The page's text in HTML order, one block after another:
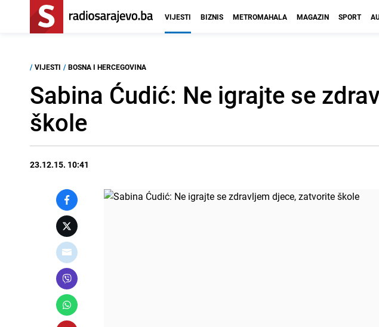
VIJESTI BIZNIS METROMAHALA MAGAZIN SPORT
/ VIJESTI / BOSNA I HERCEGOVINA
Sabina Ćudić: Ne igrajte se
škole
23.12.15. 10:41